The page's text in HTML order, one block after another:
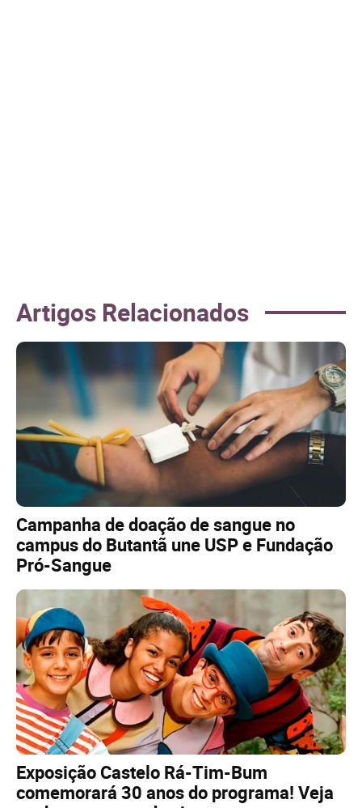
Artigos Relacionados
Campanha de doação de sangue no
campus do Butantã une USP e Fundação
Pró-Sangue
Exposição Castelo Rá-Tim-Bum
comemorará 30 anos do programa! Veja